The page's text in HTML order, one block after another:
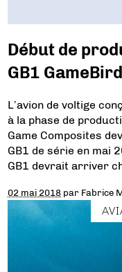
Début de
GB1 GameBird
L’avion de voltige
à la phase de
Game Composites
GB1 de série en mai
GB1 devrait arriver
02 mai 2018 par Fabrice